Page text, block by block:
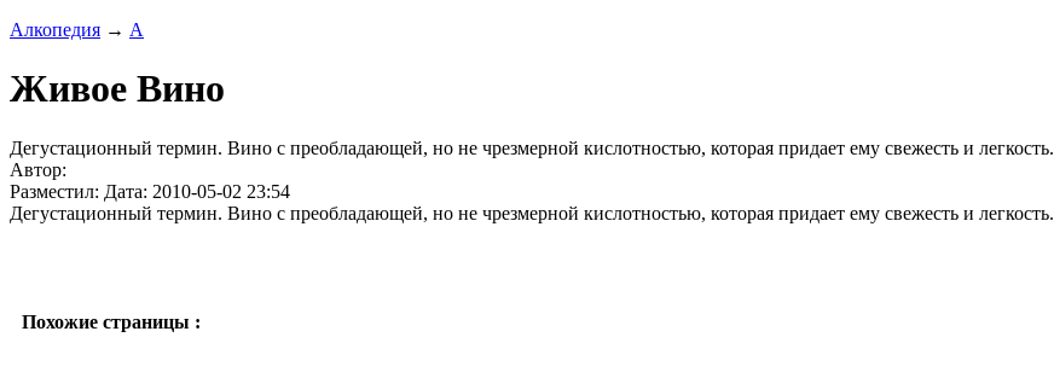
Алкопедия → А
Живое Вино
Дегустационный термин. Вино с преобладающей, но не чрезмерной кислотностью, которая придает ему свежесть и легкость.
Автор:
Разместил: Дата: 2010-05-02 23:54
Дегустационный термин. Вино с преобладающей, но не чрезмерной кислотностью, которая придает ему свежесть и легкость.
Похожие страницы :